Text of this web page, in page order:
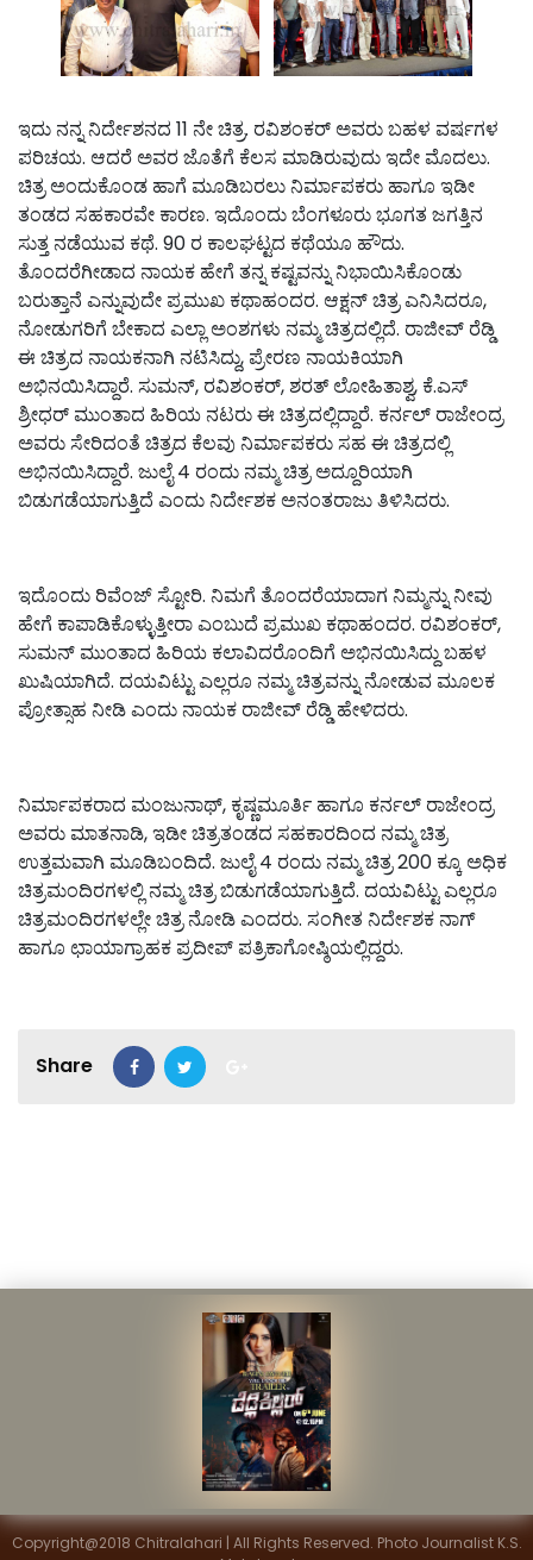
ಇದು ನನ್ನ ನಿರ್ದೇಶನದ 11 ನೇ ಚಿತ್ರ. ರವಿಶಂಕರ್ ಅವರು ಬಹಳ ವರ್ಷಗಳ
ಪರಿಚಯ. ಆದರೆ ಅವರ ಜೊತೆಗೆ ಕೆಲಸ ಮಾಡಿರುವುದು ಇದೇ ಮೊದಲು.
ಚಿತ್ರ ಅಂದುಕೊಂಡ ಹಾಗೆ ಮೂಡಿಬರಲು ನಿರ್ಮಾಪಕರು ಹಾಗೂ ಇಡೀ
ತಂಡದ‌ ಸಹಕಾರವೇ ಕಾರಣ. ಇದೊಂದು ಬೆಂಗಳೂರು ಭೂಗತ ಜಗತ್ತಿನ
ಸುತ್ತ ನಡೆಯುವ ಕಥೆ. 90 ರ ಕಾಲಘಟ್ಟದ ಕಥೆಯೂ ಹೌದು.
ತೊಂದರೆಗೀಡಾದ ನಾಯಕ ಹೇಗೆ ತನ್ನ ಕಷ್ಟವನ್ನು ನಿಭಾಯಿಸಿಕೊಂಡು
ಬರುತ್ತಾನೆ ಎನ್ನುವುದೇ ಪ್ರಮುಖ ಕಥಾಹಂದರ. ಆಕ್ಷನ್ ಚಿತ್ರ ಎನಿಸಿದರೂ,
ನೋಡುಗರಿಗೆ ಬೇಕಾದ ಎಲ್ಲಾ ಅಂಶಗಳು ನಮ್ಮ ಚಿತ್ರದಲ್ಲಿದೆ. ರಾಜೀವ್ ರೆಡ್ಡಿ
ಈ ಚಿತ್ರದ ನಾಯಕನಾಗಿ ನಟಿಸಿದ್ದು, ಪ್ರೇರಣ ನಾಯಕಿಯಾಗಿ
ಅಭಿನಯಿಸಿದ್ದಾರೆ. ಸುಮನ್, ರವಿಶಂಕರ್, ಶರತ್ ಲೋಹಿತಾಶ್ವ, ಕೆ.ಎಸ್
ಶ್ರೀಧರ್ ಮುಂತಾದ ಹಿರಿಯ ನಟರು ಈ ಚಿತ್ರದಲ್ಲಿದ್ದಾರೆ. ಕರ್ನಲ್ ರಾಜೇಂದ್ರ
ಅವರು ಸೇರಿದಂತೆ ಚಿತ್ರ‌ದ ಕೆಲವು ನಿರ್ಮಾಪಕರು ಸಹ ಈ ಚಿತ್ರದಲ್ಲಿ
ಅಭಿನಯಿಸಿದ್ದಾರೆ. ಜುಲೈ 4 ರಂದು ನಮ್ಮ ಚಿತ್ರ ಅದ್ದೂರಿಯಾಗಿ
ಬಿಡುಗಡೆಯಾಗುತ್ತಿದೆ ಎಂದು ನಿರ್ದೇಶಕ ಅನಂತರಾಜು ತಿಳಿಸಿದರು.
ಇದೊಂದು ರಿವೆಂಜ್ ಸ್ಟೋರಿ. ನಿಮಗೆ ತೊಂದರೆಯಾದಾಗ ನಿಮ್ಮನ್ನು ನೀವು
ಹೇಗೆ ಕಾಪಾಡಿಕೊಳ್ಳುತ್ತೀರಾ ಎಂಬುದೆ ಪ್ರಮುಖ ಕಥಾಹಂದರ.‌ ರವಿಶಂಕರ್,
ಸುಮನ್ ಮುಂತಾದ ಹಿರಿಯ ಕಲಾವಿದರೊಂದಿಗೆ ಅಭಿನಯಿಸಿದ್ದು ಬಹಳ
ಖುಷಿಯಾಗಿದೆ. ದಯವಿಟ್ಟು ಎಲ್ಲರೂ ನಮ್ಮ ಚಿತ್ರವನ್ನು ನೋಡುವ ಮೂಲಕ
ಪ್ರೋತ್ಸಾಹ ನೀಡಿ ಎಂದು ನಾಯಕ ರಾಜೀವ್ ರೆಡ್ಡಿ ಹೇಳಿದರು.
ನಿರ್ಮಾಪಕರಾದ ಮಂಜುನಾಥ್, ಕೃಷ್ಣಮೂರ್ತಿ ಹಾಗೂ ಕರ್ನಲ್ ರಾಜೇಂದ್ರ
ಅವರು ಮಾತನಾಡಿ‌, ಇಡೀ ಚಿತ್ರತಂಡದ ಸಹಕಾರದಿಂದ ನಮ್ಮ ಚಿತ್ರ
ಉತ್ತಮವಾಗಿ ಮೂಡಿಬಂದಿದೆ. ಜುಲೈ 4 ರಂದು ನಮ್ಮ ಚಿತ್ರ 200 ಕ್ಕೂ ಅಧಿಕ
ಚಿತ್ರಮಂದಿರಗಳಲ್ಲಿ ನಮ್ಮ ಚಿತ್ರ ಬಿಡುಗಡೆಯಾಗುತ್ತಿದೆ.‌ ದಯವಿಟ್ಟು ಎಲ್ಲರೂ
ಚಿತ್ರಮಂದಿರಗಳಲ್ಲೇ ಚಿತ್ರ ನೋಡಿ ಎಂದರು. ಸಂಗೀತ ನಿರ್ದೇಶಕ ನಾಗ್
ಹಾಗೂ ಛಾಯಾಗ್ರಾಹಕ ಪ್ರದೀಪ್ ಪತ್ರಿಕಾಗೋಷ್ಠಿಯಲ್ಲಿದ್ದರು.
Share
Copyright@2018 Chitralahari | All Rights Reserved. Photo Journalist K.S.